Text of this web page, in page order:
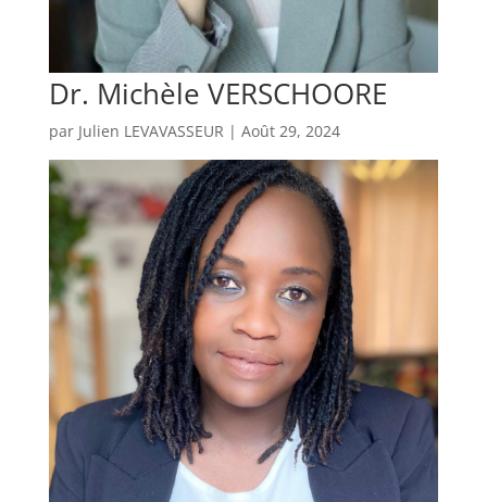
Dr. Michèle VERSCHOORE
par Julien LEVAVASSEUR | Août 29, 2024